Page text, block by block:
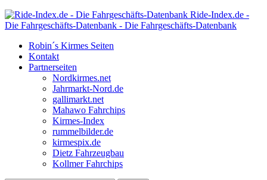
Ride-Index.de -
Die Fahrgeschäfts-Datenbank - Die Fahrgeschäfts-Datenbank
Robin´s Kirmes Seiten
Kontakt
Partnerseiten
Nordkirmes.net
Jahrmarkt-Nord.de
gallimarkt.net
Mahawo Fahrchips
Kirmes-Index
rummelbilder.de
kirmespix.de
Dietz Fahrzeugbau
Kollmer Fahrchips